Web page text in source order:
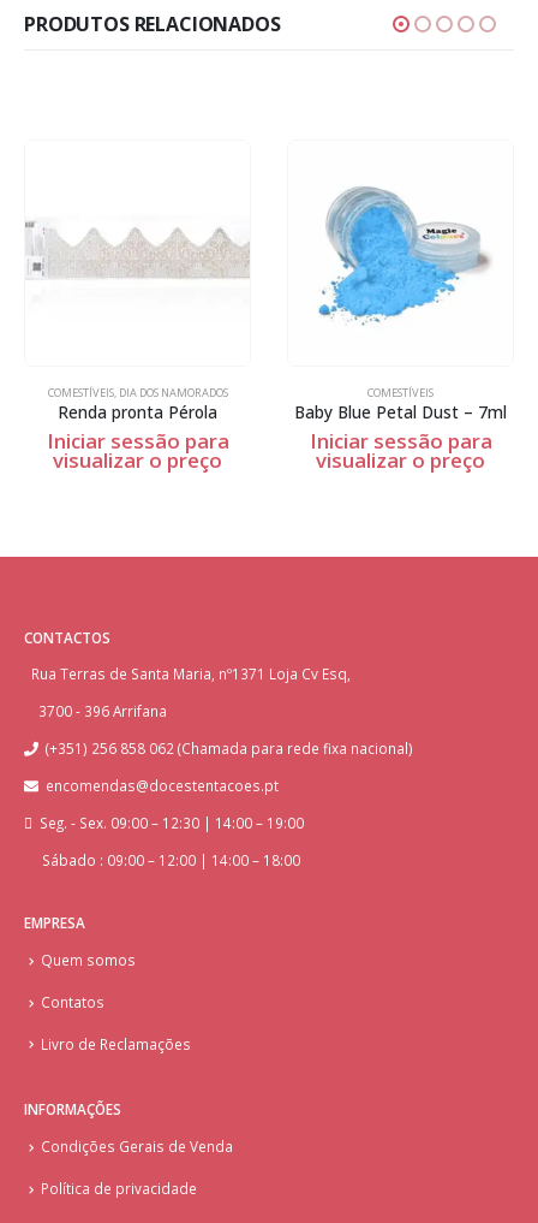
PRODUTOS RELACIONADOS
COMESTÍVEIS, DIA DOS NAMORADOS
Renda pronta Pérola
Iniciar sessão para
visualizar o preço
COMESTÍVEIS
Baby Blue Petal Dust – 7ml
Iniciar sessão para
visualizar o preço
CONTACTOS
Rua Terras de Santa Maria, nº1371 Loja Cv Esq,
3700 - 396 Arrifana
(+351) 256 858 062 (Chamada para rede fixa nacional)
encomendas@docestentacoes.pt
Seg. - Sex. 09:00 – 12:30 | 14:00 – 19:00
Sábado : 09:00 – 12:00 | 14:00 – 18:00
EMPRESA
Quem somos
Contatos
Livro de Reclamações
INFORMAÇÕES
Condições Gerais de Venda
Política de privacidade